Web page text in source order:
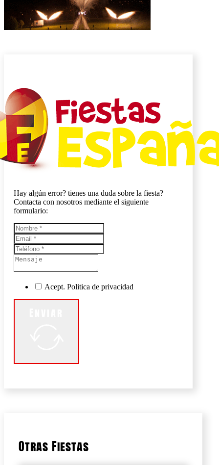
Hay algún error? tienes una duda sobre la fiesta?
Contacta con nosotros mediante el siguiente
formulario:
Acept. Politica de privacidad
Otras Fiestas